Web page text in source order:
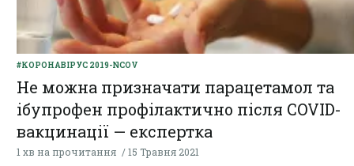
#КОРОНАВІРУС 2019-NCOV
Не можна призначати парацетамол та
ібупрофен профілактично після COVID-
вакцинації — експертка
1 хв на прочитання 15 Травня 2021